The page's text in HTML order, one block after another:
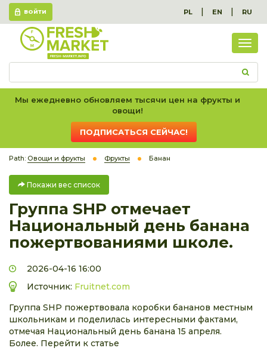
ВОЙТИ PL | EN | RU
вес
Мы ежедневно обновляем тысячи цен на фрукты и
овощи!
ПОДПИСАТЬСЯ СЕЙЧАС!
Path: Овощи и фрукты Фрукты Банан
Покажи вес список
Группа SHP отмечает
Национальный день банана
пожертвованиями школе.
2026-04-16 16:00
Источник: Fruitnet.com
Группа SHP пожертвовала коробки бананов местным
школьникам и поделилась интересными фактами,
отмечая Национальный день банана 15 апреля.
Более. Перейти к статье